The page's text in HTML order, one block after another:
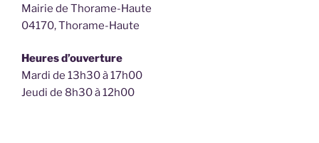
Mairie de Thorame-Haute
04170, Thorame-Haute
Heures d’ouverture
Mardi de 13h30 à 17h00
Jeudi de 8h30 à 12h00